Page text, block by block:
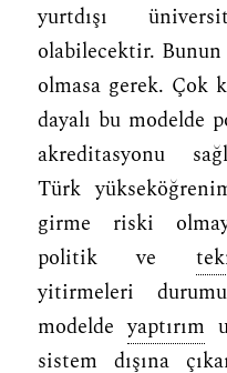
yurtdışı
olabilecektir.
olmasa gerek. Çok
dayalı bu modelde
akreditasyonu
Türk
girme riski
politik ve
yitirmeleri
modeldeyaptırım
sistem dışına